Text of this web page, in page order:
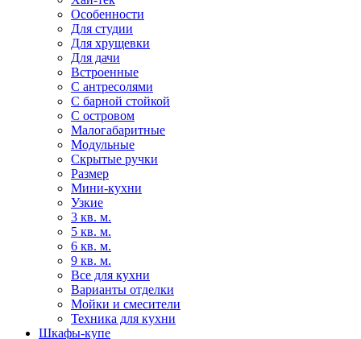
Особенности
Для студии
Для хрущевки
Для дачи
Встроенные
С антресолями
С барной стойкой
С островом
Малогабаритные
Модульные
Скрытые ручки
Размер
Мини-кухни
Узкие
3 кв. м.
5 кв. м.
6 кв. м.
9 кв. м.
Все для кухни
Варианты отделки
Мойки и смесители
Техника для кухни
Шкафы-купе